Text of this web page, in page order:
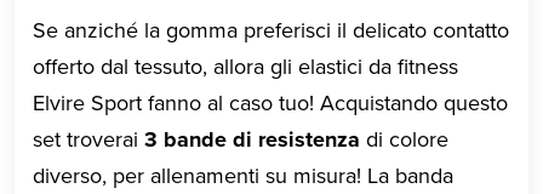
Se anziché la gomma preferisci il delicato contatto
offerto dal tessuto, allora gli elastici da fitness
Elvire Sport fanno al caso tuo! Acquistando questo
set troverai 3 bande di resistenza di colore
diverso, per allenamenti su misura! La banda